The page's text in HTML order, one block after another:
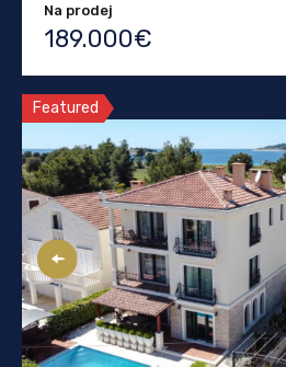
Na prodej
189.000€
Featured